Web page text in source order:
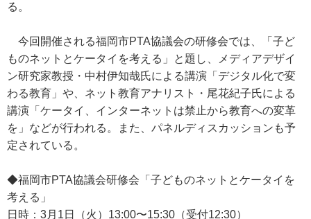
る。
今回開催される福岡市PTA協議会の研修会では、「子ど
ものネットとケータイを考える」と題し、メディアデザイ
ン研究家教授・中村伊知哉氏による講演「デジタル化で変
わる教育」や、ネット教育アナリスト・尾花紀子氏による
講演「ケータイ、インターネットは禁止から教育への変革
を」などが行われる。また、パネルディスカッションも予
定されている。
◆福岡市PTA協議会研修会「子どものネットとケータイを
考える」
日時：3月1日（火）13:00〜15:30（受付12:30）